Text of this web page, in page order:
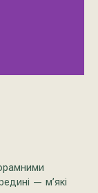
— м’які